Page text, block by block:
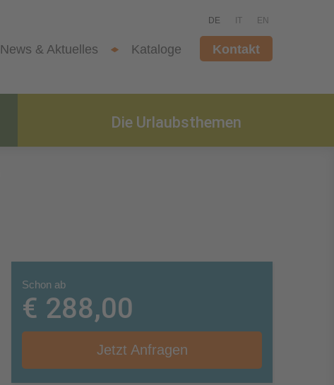
DE IT EN
News & Aktuelles Kataloge Kontakt
Die Urlaubsthemen
Schon ab
€ 288,00
Jetzt Anfragen